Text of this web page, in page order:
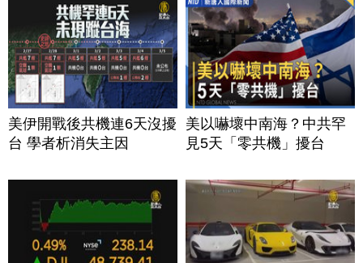
美伊開戰後共機連6天沒擾
台 學者析消失主因
美以嚇壞中南海？中共罕
見5天「零共機」擾台